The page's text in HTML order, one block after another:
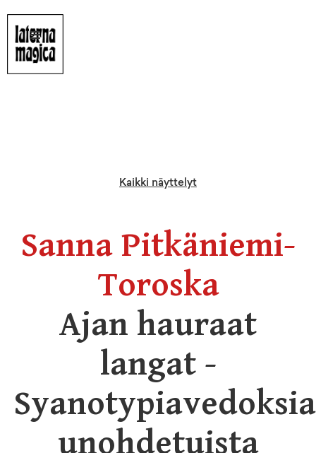
Kaikki näyttelyt
Sanna Pitkäniemi-
Toroska
Ajan hauraat
langat -
Syanotypiavedoksia
unohdetuista